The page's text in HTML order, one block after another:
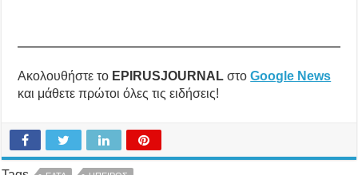
Ακολουθήστε το EPIRUSJOURNAL στοGoogle News
και μάθετε πρώτοι όλες τις ειδήσεις!